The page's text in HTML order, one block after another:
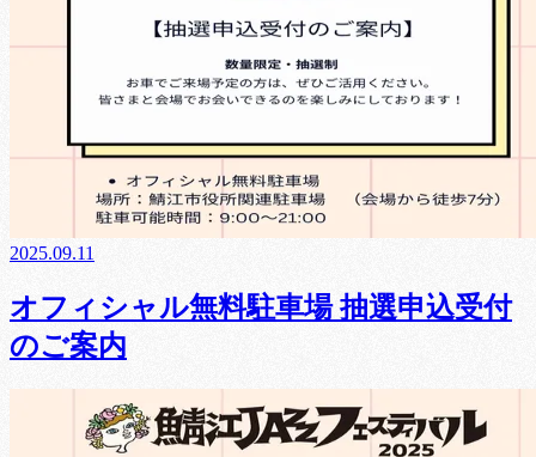
2025.09.11
オフィシャル無料駐車場 抽選申込受付
のご案内